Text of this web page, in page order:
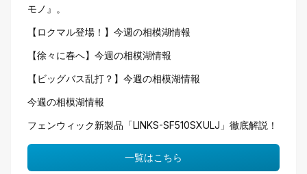
モノ』。
【ロクマル登場！】今週の相模湖情報
【徐々に春へ】今週の相模湖情報
【ビッグバス乱打？】今週の相模湖情報
今週の相模湖情報
フェンウィック新製品「LINKS-SF510SXULJ」徹底解説！
一覧はこちら